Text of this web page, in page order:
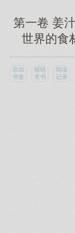
第一卷 姜
世界的食
添加
书签
报错
求书
阅读
记录